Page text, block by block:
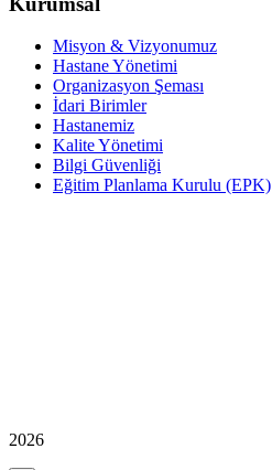
Misyon & Vizyonumuz
Hastane Yönetimi
Organizasyon Şeması
İdari Birimler
Hastanemiz
Kalite Yönetimi
Bilgi Güvenliği
Eğitim Planlama Kurulu (EPK)
2026